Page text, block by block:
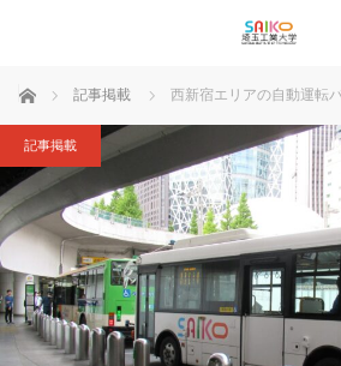
ホーム 記事掲載 西新宿エリアの自動運転
記事掲載